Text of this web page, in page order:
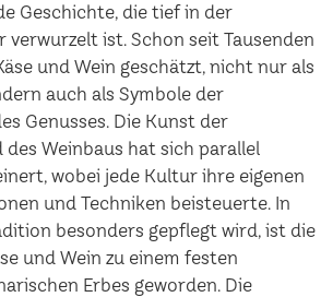
Geschichte, die tief in der
ist. Schon seit Tausenden
und Wein geschätzt, nicht nur als
auch als Symbole der
Genusses. Die Kunst der
des Weinbaus hat sich parallel
wobei jede Kultur ihre eigenen
und Techniken beisteuerte. In
besonders gepflegt wird, ist die
und Wein zu einem festen
Erbes geworden. Die